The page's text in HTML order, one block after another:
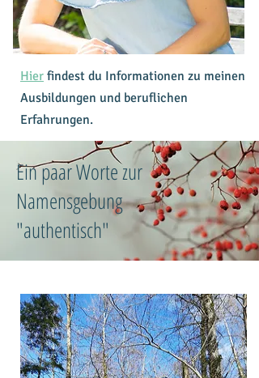
Hier findest du Informationen zu meinen
Ausbildungen und beruflichen
Erfahrungen.
Ein paar Worte zur
Namensgebung
"authentisch"